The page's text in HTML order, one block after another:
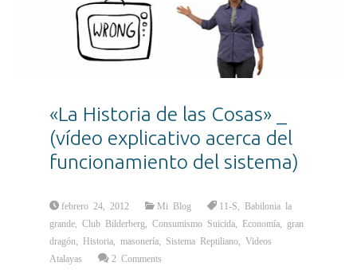
«La Historia de las Cosas» _
(vídeo explicativo acerca del
funcionamiento del sistema)
febrero 24, 2012 Mi Blog 11-S
Babilonia la
grande ,Club Bilderberg ,Consumismo Suicida Economía
gran
dragón
Historia ,masonería Sistema Reptiliano ,Videos
Atalayas
2 Comments